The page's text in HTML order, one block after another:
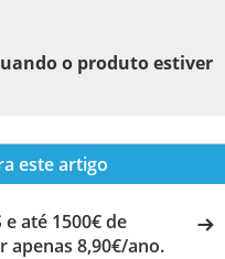
o produto estiver
este artigo
e até 1500€ de
apenas 8,90€/ano.